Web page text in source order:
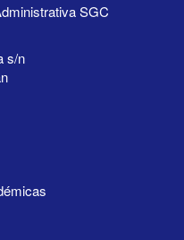
SGC
s/n